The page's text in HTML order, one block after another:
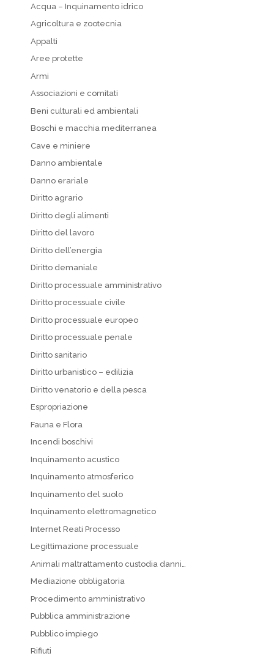
Acqua – Inquinamento idrico
Agricoltura e zootecnia
Appalti
Aree protette
Armi
Associazioni e comitati
Beni culturali ed ambientali
Boschi e macchia mediterranea
Cave e miniere
Danno ambientale
Danno erariale
Diritto agrario
Diritto degli alimenti
Diritto del lavoro
Diritto dell’energia
Diritto demaniale
Diritto processuale amministrativo
Diritto processuale civile
Diritto processuale europeo
Diritto processuale penale
Diritto sanitario
Diritto urbanistico – edilizia
Diritto venatorio e della pesca
Espropriazione
Fauna e Flora
Incendi boschivi
Inquinamento acustico
Inquinamento atmosferico
Inquinamento del suolo
Inquinamento elettromagnetico
Internet Reati Processo
Legittimazione processuale
Animali maltrattamento custodia danni…
Mediazione obbligatoria
Procedimento amministrativo
Pubblica amministrazione
Pubblico impiego
Rifiuti